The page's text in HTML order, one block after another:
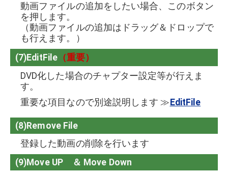
動画ファイルの追加をしたい場合、このボタン
を押します。
（動画ファイルの追加はドラッグ＆ドロップで
も行えます。）
(7)EditFile（重要）
DVD化した場合のチャプター設定等が行えま
す。
重要な項目なので別途説明します ≫EditFile
(8)Remove File
登録した動画の削除を行います
(9)Move UP ＆ Move Down